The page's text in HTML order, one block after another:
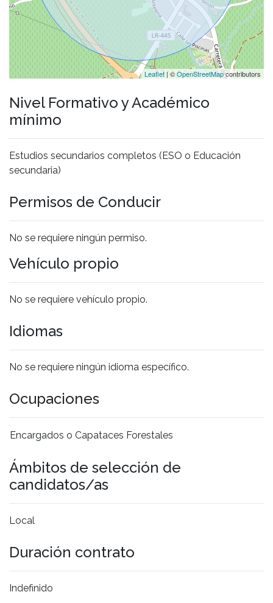
Leaflet | ©OpenStreetMapcontributors
Nivel Formativo y Académico
mínimo
Estudios secundarios completos (ESO o Educación
secundaria)
Permisos de Conducir
No se requiere ningún permiso.
Vehículo propio
No se requiere vehículo propio.
Idiomas
No se requiere ningún idioma específico.
Ocupaciones
Encargados o Capataces Forestales
Ámbitos de selección de
candidatos/as
Local
Duración contrato
Indefinido